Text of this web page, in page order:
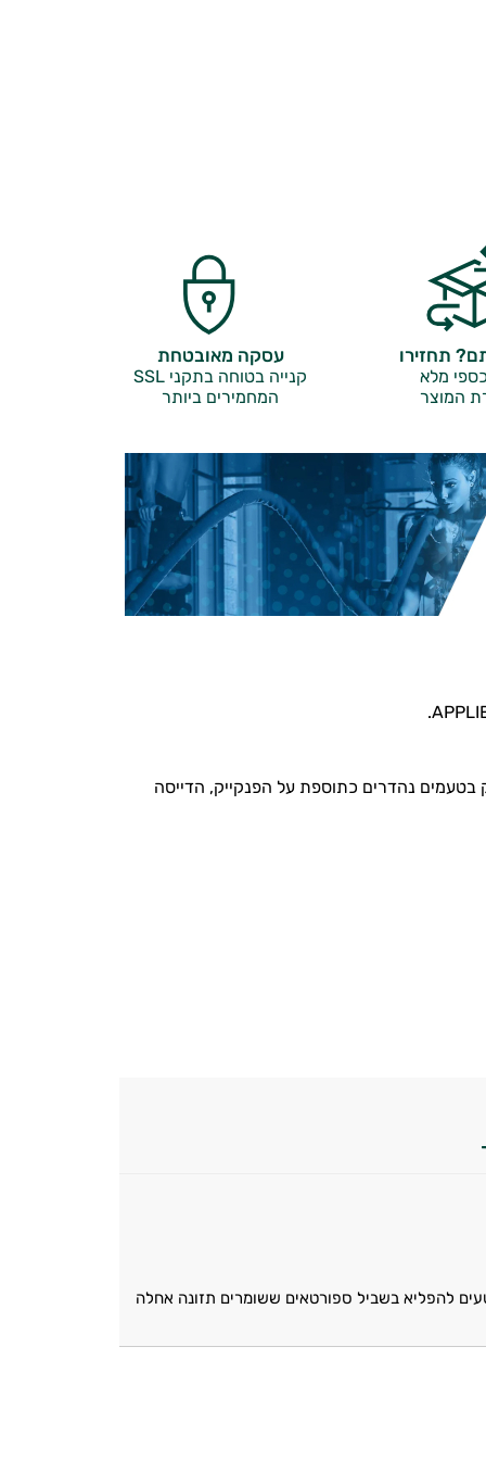
תחזירו
מלא
המוצר
עסקה מאובטחת
קנייה בטוחה בתקני SSL
המחמירים ביותר
בטעמים נהדרים כתוספת על הפנקייק, הדייסה
להפליא בשביל ספורטאים ששומרים תזונה אחלה